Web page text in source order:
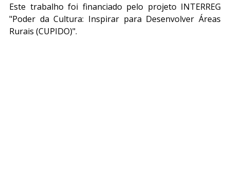
Este trabalho foi financiado pelo projeto INTERREG
"Poder da Cultura: Inspirar para Desenvolver Áreas
Rurais (CUPIDO)".